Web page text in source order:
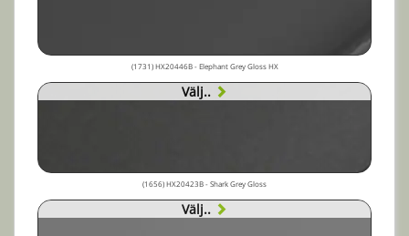
(1731) HX20446B - Elephant Grey Gloss HX
Välj..
(1656) HX20423B - Shark Grey Gloss
Välj..